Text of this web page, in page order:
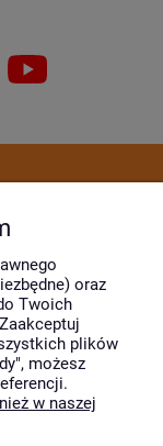
oraz
Twoich
plików
możesz
w naszej